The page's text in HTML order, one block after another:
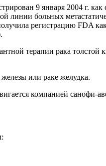
9 января 2004 г. как
линии больных
регистрацию FDA
терапии рака толстой
или раке желудка.
компанией санофи-